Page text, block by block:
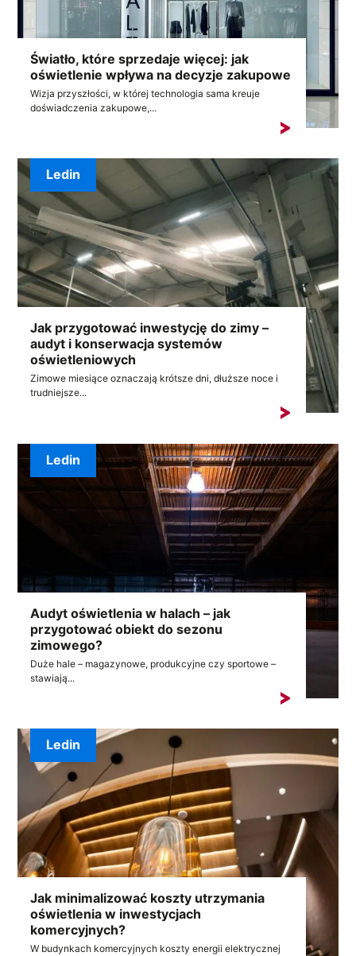
Światło, które sprzedaje więcej: jak
oświetlenie wpływa na decyzje zakupowe
Wizja przyszłości, w której technologia sama kreuje
doświadczenia zakupowe,...
Jak przygotować inwestycję do zimy –
audyt i konserwacja systemów
oświetleniowych
Zimowe miesiące oznaczają krótsze dni, dłuższe noce i
trudniejsze...
Ledin
Audyt oświetlenia w halach – jak
przygotować obiekt do sezonu
zimowego?
Duże hale – magazynowe, produkcyjne czy sportowe –
stawiają...
Ledin
Jak minimalizować koszty utrzymania
oświetlenia w inwestycjach
komercyjnych?
W budynkach komercyjnych koszty energii elektrycznej
Ledin